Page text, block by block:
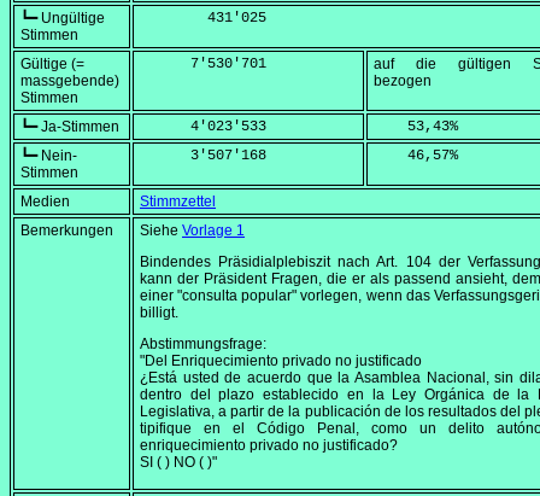
┗━ Ungültige
Stimmen
        431'025
Gültige (=
massgebende)
Stimmen
      7'530'701
auf die gültigen
bezogen
┗━ Ja-Stimmen
      4'023'533
    53,43
%
┗━ Nein-
Stimmen
      3'507'168
    46,57
%
Medien
Stimmzettel
Bemerkungen
Siehe Vorlage 1
Bindendes Präsidialplebiszit nach Art. 104 der
kann der Präsident Fragen, die er als passend ansieht,
einer "consulta popular" vorlegen, wenn das
billigt.
Abstimmungsfrage:
"Del Enriquecimiento privado no justificado
¿Está usted de acuerdo que la Asamblea Nacional, sin
dentro del plazo establecido en la Ley Orgánica de la
Legislativa, a partir de la publicación de los resultados del
tipifique en el Código Penal, como un delito
enriquecimiento privado no justificado?
SI ( ) NO ( )"